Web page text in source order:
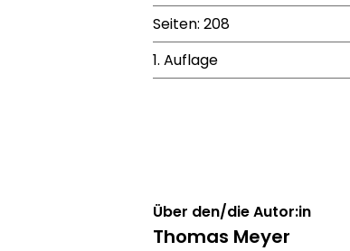
Seiten: 208
1. Auflage
Über den/die Autor:in
Thomas Meyer